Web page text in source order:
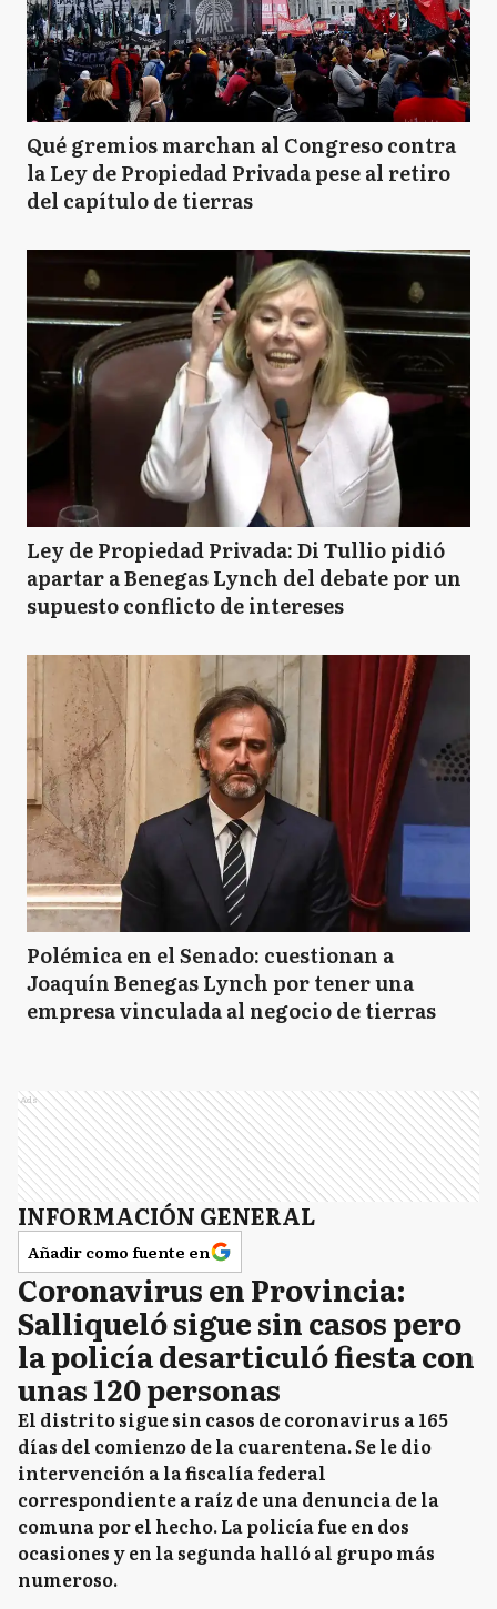
Qué gremios marchan al Congreso contra
la Ley de Propiedad Privada pese al retiro
del capítulo de tierras
Ley de Propiedad Privada: Di Tullio pidió
apartar a Benegas Lynch del debate por un
supuesto conflicto de intereses
Polémica en el Senado: cuestionan a
Joaquín Benegas Lynch por tener una
empresa vinculada al negocio de tierras
Ads
INFORMACIÓN GENERAL
Añadir como fuente en
Coronavirus en Provincia:
Salliqueló sigue sin casos pero
la policía desarticuló fiesta con
unas 120 personas
El distrito sigue sin casos de coronavirus a 165
días del comienzo de la cuarentena. Se le dio
intervención a la fiscalía federal
correspondiente a raíz de una denuncia de la
comuna por el hecho. La policía fue en dos
ocasiones y en la segunda halló al grupo más
numeroso.